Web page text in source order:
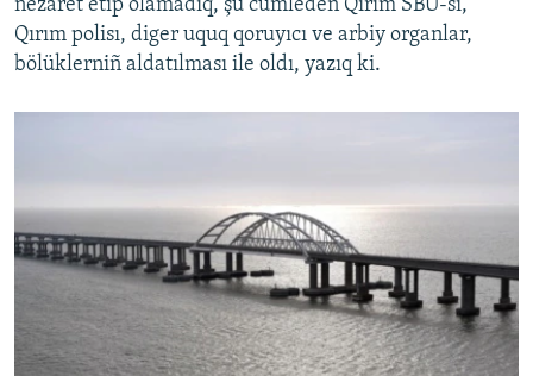
nezaret etip olamadıq, şu cümleden Qırım SBU-sı,
Qırım polisı, diger uquq qoruyıcı ve arbiy organlar,
bölüklerniñ aldatılması ile oldı, yazıq ki.